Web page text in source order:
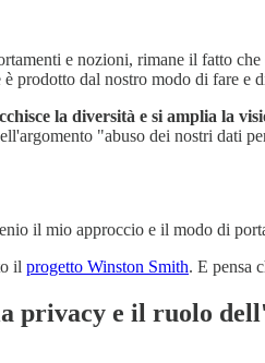
e nozioni, rimane il fatto
prodotto dal nostro modo di fare e
la diversità e si amplia la
"abuso dei nostri dati
il mio approccio e il modo di
il progetto Winston Smith. E pensa
privacy e il ruolo